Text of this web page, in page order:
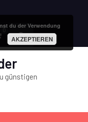
0
günstigen
du der Verwendung
AKZEPTIEREN